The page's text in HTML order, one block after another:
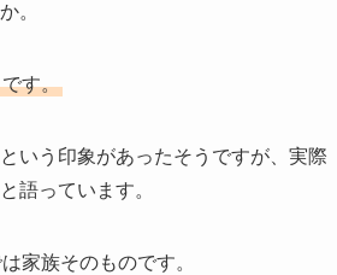
。
す。
いう印象があったそうですが、実際
語っています。
家族そのものです。